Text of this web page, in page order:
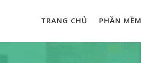
TRANG CHỦ PHẦN MỀM